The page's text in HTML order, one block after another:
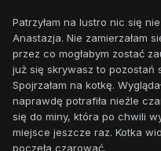
Patrzyłam na lustro nic się
Anastazja. Nie zamierzałam
przez co mogłabym zostać
już się skrywasz to pozostań
Spojrzałam na kotkę.
naprawdę potrafiła nieźle
się do miny, która po chwili
miejsce jeszcze raz. Kotka
poczęła czarować.